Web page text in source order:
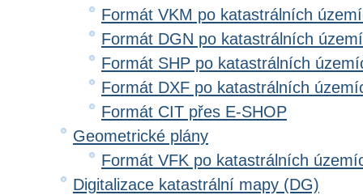
Formát VKM po katastrálních
Formát DGN po katastrálních
Formát SHP po katastrálních
Formát DXF po katastrálních
Formát CIT přes E-SHOP
Geometrické plány
Formát VFK po katastrálních
Digitalizace katastrální mapy (DG)